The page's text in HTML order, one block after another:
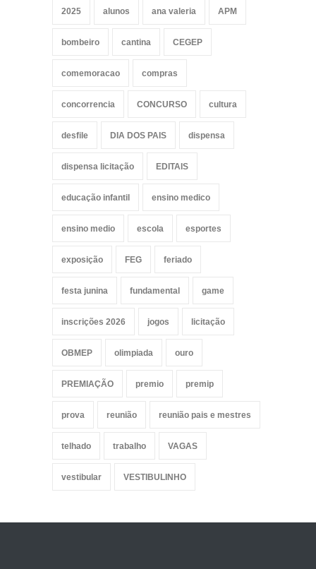
2025 alunos ana valeria APM
bombeiro cantina CEGEP
comemoracao compras
concorrencia CONCURSO cultura
desfile DIA DOS PAIS dispensa
dispensa licitação EDITAIS
educação infantil ensino medico
ensino medio escola esportes
exposição FEG feriado
festa junina fundamental game
inscrições 2026 jogos licitação
OBMEP olimpiada ouro
PREMIAÇÃO premio premip
prova reunião reunião pais e mestres
telhado trabalho VAGAS
vestibular VESTIBULINHO